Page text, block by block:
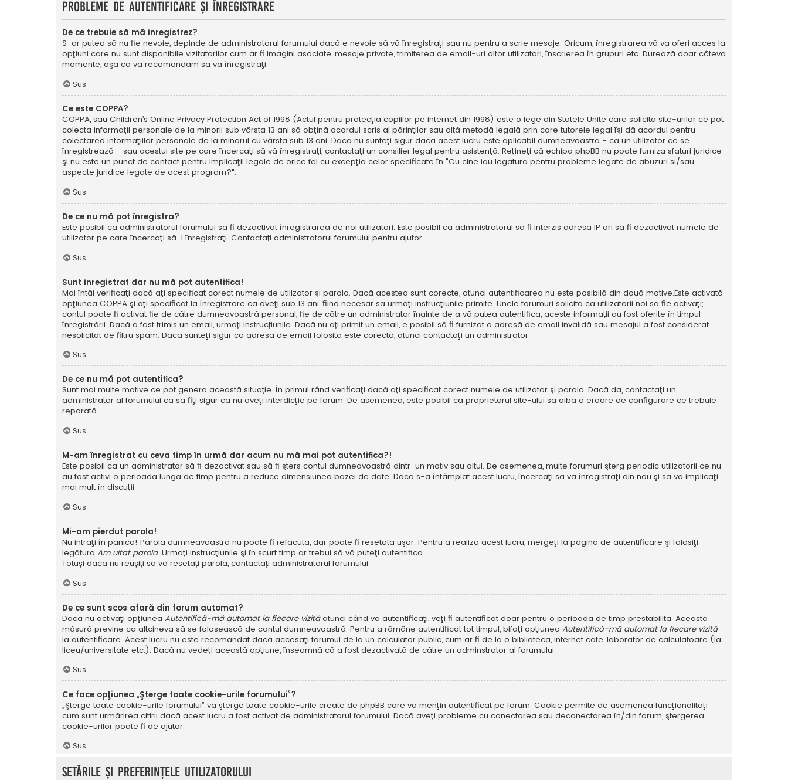
Probleme de autentificare şi înregistrare
De ce trebuie să mă înregistrez?
S-ar putea să nu fie nevoie, depinde de administratorul forumului dacă e nevoie să vă înregistraţi sau nu pentru a scrie mesaje. Oricum, înregistrarea vă va oferi acces la
opţiuni care nu sunt disponibile vizitatorilor cum ar fi imagini asociate, mesaje private, trimiterea de email-uri altor utilizatori, înscrierea în grupuri etc. Durează doar câteva
momente, aşa că vă recomandăm să vă înregistraţi.
Sus
Ce este COPPA?
COPPA, sau Children’s Online Privacy Protection Act of 1998 (Actul pentru protecţia copiilor pe internet din 1998) este o lege din Statele Unite care solicită site-urilor ce pot
colecta informaţii personale de la minorii sub vârsta 13 ani să obţină acordul scris al părinţilor sau altă metodă legală prin care tutorele legal îşi dă acordul pentru
colectarea informaţiilor personale de la minorul cu vârsta sub 13 ani. Dacă nu sunteţi sigur dacă acest lucru este aplicabil dumneavoastră - ca un utilizator ce se
înregistrează - sau acestui site pe care încercaţi să vă înregistraţi, contactaţi un consilier legal pentru asistenţă. Reţineţi că echipa phpBB nu poate furniza sfaturi juridice
şi nu este un punct de contact pentru implicaţii legale de orice fel cu excepţia celor specificate în "Cu cine iau legatura pentru probleme legate de abuzuri si/sau
aspecte juridice legate de acest program?".
Sus
De ce nu mă pot înregistra?
Este posibil ca administratorul forumului să fi dezactivat înregistrarea de noi utilizatori. Este posibil ca administratorul să fi interzis adresa IP ori să fi dezactivat numele de
utilizator pe care încercaţi să-l înregistraţi. Contactați administratorul forumului pentru ajutor.
Sus
Sunt înregistrat dar nu mă pot autentifica!
Mai întâi verificaţi dacă aţi specificat corect numele de utilizator şi parola. Dacă acestea sunt corecte, atunci autentificarea nu este posibilă din două motive.Este activată
opţiunea COPPA şi aţi specificat la înregistrare că aveţi sub 13 ani, fiind necesar să urmaţi instrucţiunile primite. Unele forumuri solicită ca utilizatorii noi să fie activaţi;
contul poate fi activat fie de către dumneavoastră personal, fie de către un administrator înainte de a vă putea autentifica, aceste informații au fost oferite în timpul
înregistrării. Dacă a fost trimis un email, urmați instrucțiunile. Dacă nu ați primit un email, e posibil să fi furnizat o adresă de email invalidă sau mesajul a fost considerat
nesolicitat de filtru spam. Daca sunteţi sigur că adresa de email folosită este corectă, atunci contactaţi un administrator.
Sus
De ce nu mă pot autentifica?
Sunt mai multe motive ce pot genera această situație. În primul rând verificaţi dacă aţi specificat corect numele de utilizator şi parola. Dacă da, contactaţi un
administrator al forumului ca să fiţi sigur că nu aveţi interdicţie pe forum. De asemenea, este posibil ca proprietarul site-ului să aibă o eroare de configurare ce trebuie
reparată.
Sus
M-am înregistrat cu ceva timp în urmă dar acum nu mă mai pot autentifica?!
Este posibil ca un administrator să fi dezactivat sau să fi şters contul dumneavoastră dintr-un motiv sau altul. De asemenea, multe forumuri şterg periodic utilizatorii ce nu
au fost activi o perioadă lungă de timp pentru a reduce dimensiunea bazei de date. Dacă s-a întâmplat acest lucru, încercaţi să vă înregistraţi din nou şi să vă implicaţi
mai mult în discuţii.
Sus
Mi-am pierdut parola!
Nu intraţi în panică! Parola dumneavoastră nu poate fi refăcută, dar poate fi resetată uşor. Pentru a realiza acest lucru, mergeţi la pagina de autentificare şi folosiţi
legătura Am uitat parola. Urmaţi instrucţiunile şi în scurt timp ar trebui să vă puteţi autentifica..
Totuși dacă nu reușiți să vă resetați parola, contactați administratorul forumului.
Sus
De ce sunt scos afară din forum automat?
Dacă nu activaţi opţiunea Autentifică-mă automat la fiecare vizităatunci când vă autentificaţi, veţi fi autentificat doar pentru o perioadă de timp prestabilită. Această
măsură previne ca altcineva să se folosească de contul dumneavoastră. Pentru a rămâne autentificat tot timpul, bifaţi opţiunea Autentifică-mă automat la fiecare vizită
la autentificare. Acest lucru nu este recomandat dacă accesaţi forumul de la un calculator public, cum ar fi de la o bibliotecă, internet cafe, laborator de calculatoare (la
liceu/universitate etc.). Dacă nu vedeţi această opţiune, înseamnă că a fost dezactivată de către un adminstrator al forumului.
Sus
Ce face opţiunea „Şterge toate cookie-urile forumului”?
„Şterge toate cookie-urile forumului” va şterge toate cookie-urile create de phpBB care vă menţin autentificat pe forum. Cookie permite de asemenea funcţionalităţi
cum sunt urmărirea citirii dacă acest lucru a fost activat de administratorul forumului. Dacă aveţi probleme cu conectarea sau deconectarea în/din forum, ştergerea
cookie-urilor poate fi de ajutor.
Sus
Setările şi preferinţele utilizatorului